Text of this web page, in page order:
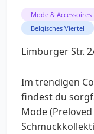
Mode & Accessoires
Belgisches Viertel
Limburger Str.
Im trendigen
findest du
Mode